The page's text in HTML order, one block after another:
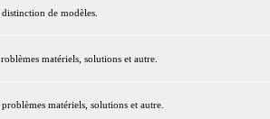
de modèles.
matériels, solutions et autre.
matériels, solutions et autre.